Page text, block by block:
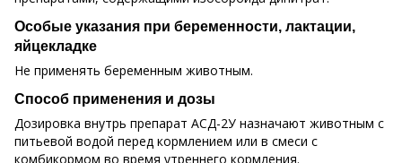
Особые указания при беременности, лактации,
яйцекладке
Не применять беременным животным.
Способ применения и дозы
Дозировка внутрь препарат АСД-2У назначают животным с
питьевой водой перед кормлением или в смеси с
комбикормом во время утреннего кормления.